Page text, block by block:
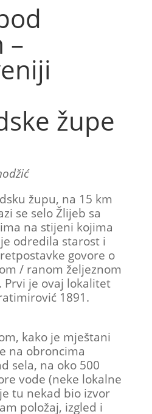
–
župe
župu, na 15 km
se selo Žlijeb sa
na stijeni kojima
odredila starost i
govore o
/ ranom željeznom
je ovaj lokalitet
1891.
kako je mještani
na obroncima
sela, na oko 500
vode (neke lokalne
tu nekad bio izvor
položaj, izgled i